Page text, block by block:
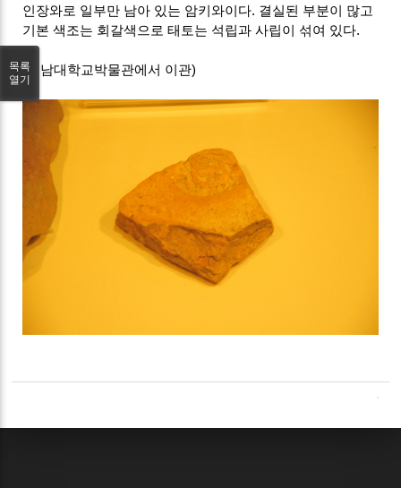
인장와로 일부만 남아 있는 암키와이다. 결실된 부분이 많고
기본 색조는 회갈색으로 태토는 석립과 사립이 섞여 있다.
(충남대학교박물관에서 이관)
목록
열기